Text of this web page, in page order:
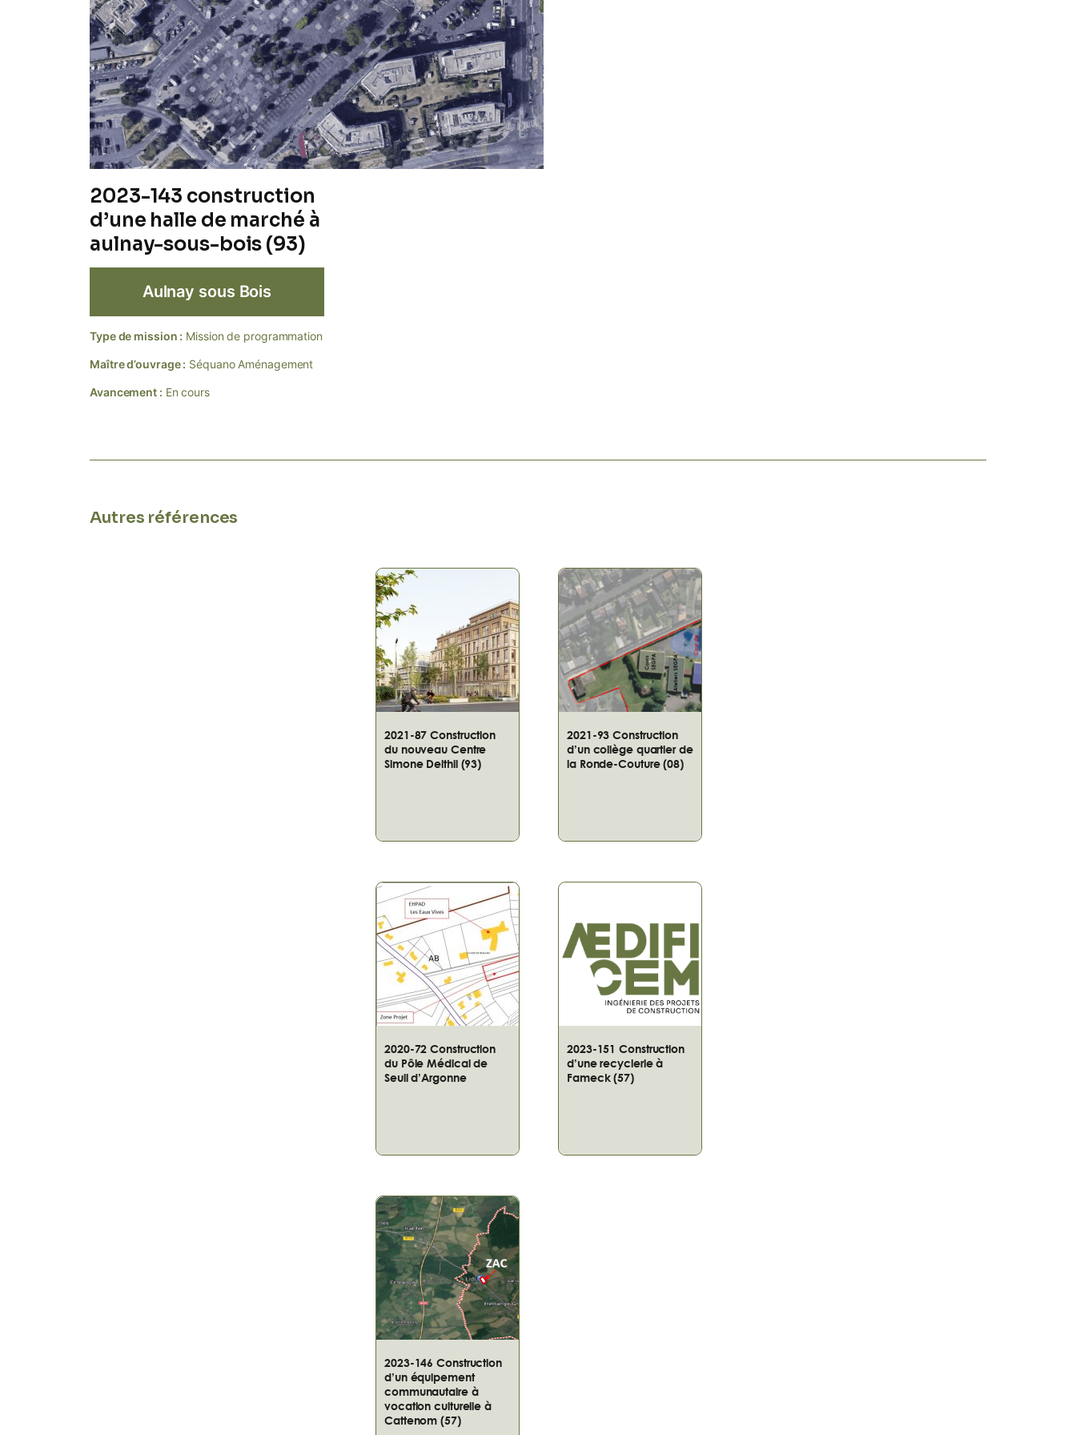
2023-143 construction
d’une halle de marché à
aulnay-sous-bois (93)
Aulnay sous Bois
Type de mission : Mission de programmation
Maître d’ouvrage : Séquano Aménagement
Avancement : En cours
Autres références
2021-87 Construction
du nouveau Centre
Simone Delthil (93)
2021-93 Construction
d’un collège quartier de
la Ronde-Couture (08)
2020-72 Construction
du Pôle Médical de
Seuil d’Argonne
2023-151 Construction
d’une recyclerie à
Fameck (57)
2023-146 Construction
d’un équipement
communautaire à
vocation culturelle à
Cattenom (57)